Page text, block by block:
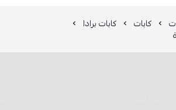
كابات كابات برادا